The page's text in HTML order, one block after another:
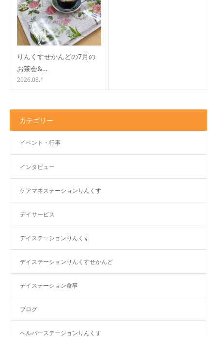
りんくすせかんどの7月の
お茶会&…
2026.08.1
カテゴリー
イベント・行事
インタビュー
ケアマネステーションりんくす
デイサービス
デイステーションりんくす
デイステーションりんくすせかんど
デイステーション食事
ブログ
ヘルパーステーションりんくす